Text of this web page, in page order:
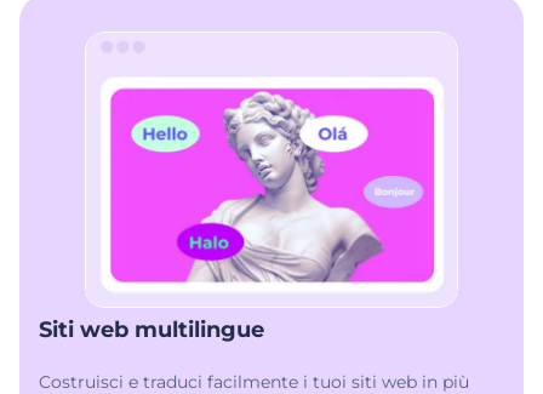
Siti web multilingue
Costruisci e traduci facilmente i tuoi siti web in più